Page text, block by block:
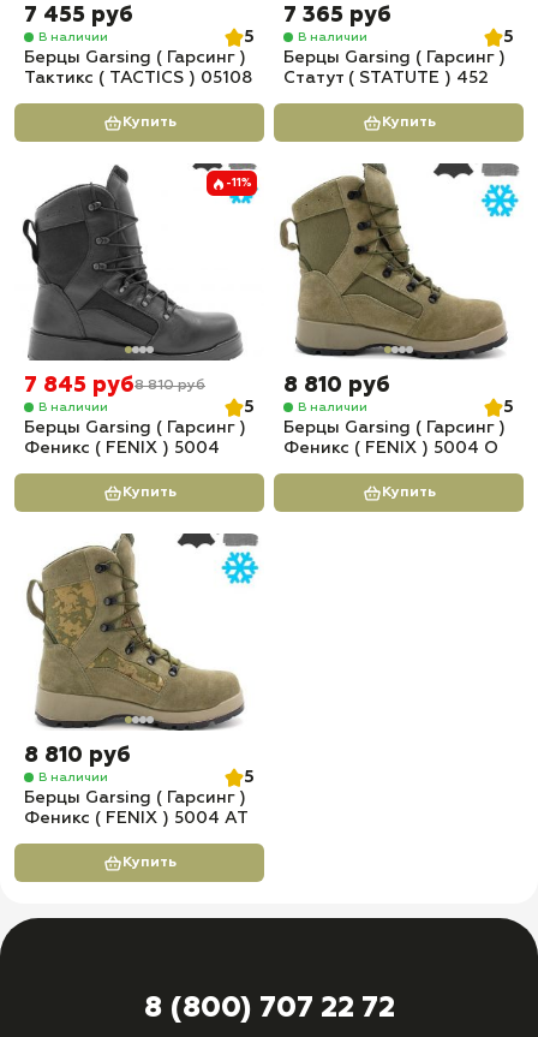
7 455 руб
В наличии
5
Берцы Garsing ( Гарсинг )
Тактикс ( TACTICS ) 05108
Купить
7 365 руб
В наличии
5
Берцы Garsing ( Гарсинг )
Статут ( STATUTE ) 452
Купить
-11%
7 845 руб8 810 руб
В наличии
5
Берцы Garsing ( Гарсинг )
Феникс ( FENIX ) 5004
Купить
8 810 руб
В наличии
5
Берцы Garsing ( Гарсинг )
Феникс ( FENIX ) 5004 О
Купить
8 810 руб
В наличии
5
Берцы Garsing ( Гарсинг )
Феникс ( FENIX ) 5004 АТ
Купить
8 (800) 707 22 72